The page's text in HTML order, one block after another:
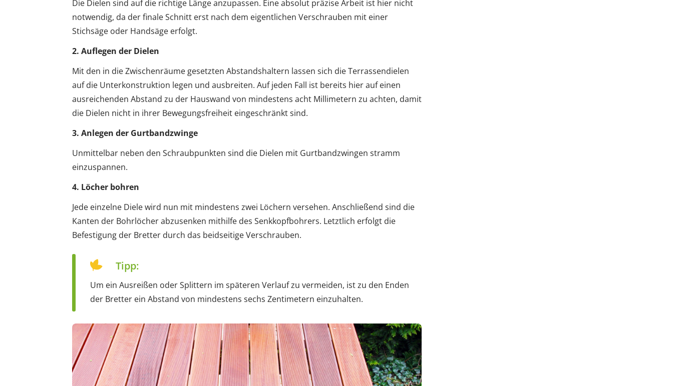
Die Dielen sind auf die richtige Länge anzupassen. Eine absolut präzise Arbeit ist hier nicht
notwendig, da der finale Schnitt erst nach dem eigentlichen Verschrauben mit einer
Stichsäge oder Handsäge erfolgt.
2. Auflegen der Dielen
Mit den in die Zwischenräume gesetzten Abstandshaltern lassen sich die Terrassendielen
auf die Unterkonstruktion legen und ausbreiten. Auf jeden Fall ist bereits hier auf einen
ausreichenden Abstand zu der Hauswand von mindestens acht Millimetern zu achten, damit
die Dielen nicht in ihrer Bewegungsfreiheit eingeschränkt sind.
3. Anlegen der Gurtbandzwinge
Unmittelbar neben den Schraubpunkten sind die Dielen mit Gurtbandzwingen stramm
einzuspannen.
4. Löcher bohren
Jede einzelne Diele wird nun mit mindestens zwei Löchern versehen. Anschließend sind die
Kanten der Bohrlöcher abzusenken mithilfe des Senkkopfbohrers. Letztlich erfolgt die
Befestigung der Bretter durch das beidseitige Verschrauben.
Tipp:
Um ein Ausreißen oder Splittern im späteren Verlauf zu vermeiden, ist zu den Enden
der Bretter ein Abstand von mindestens sechs Zentimetern einzuhalten.